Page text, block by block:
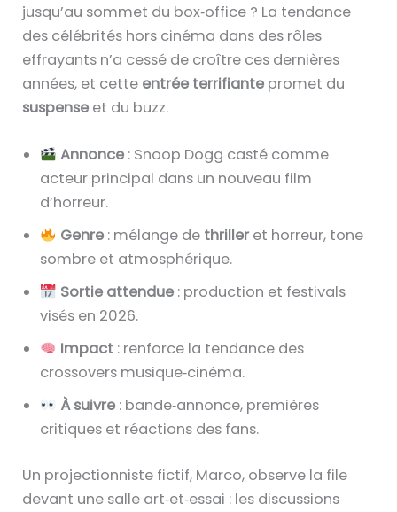
jusqu’au sommet du box‑office ? La tendance
des célébrités hors cinéma dans des rôles
effrayants n’a cessé de croître ces dernières
années, et cette entrée terrifiante promet du
suspense et du buzz.
Annonce: Snoop Dogg casté comme
acteur principal dans un nouveau film
d’horreur.
Genre: mélange de thrilleret horreur, tone
sombre et atmosphérique.
Sortie attendue: production et festivals
visés en 2026.
Impact: renforce la tendance des
crossovers musique‑cinéma.
À suivre: bande‑annonce, premières
critiques et réactions des fans.
Un projectionniste fictif, Marco, observe la file
devant une salle art‑et‑essai : les discussions